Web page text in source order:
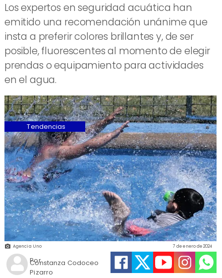
Los expertos en seguridad acuática han
emitido una recomendación unánime que
insta a preferir colores brillantes y, de ser
posible, fluorescentes al momento de elegir
prendas o equipamiento para actividades
en el agua.
Agencia Uno
Constanza Codoceo
Pizarro
7 de enero de 2024
Tendencias
Por